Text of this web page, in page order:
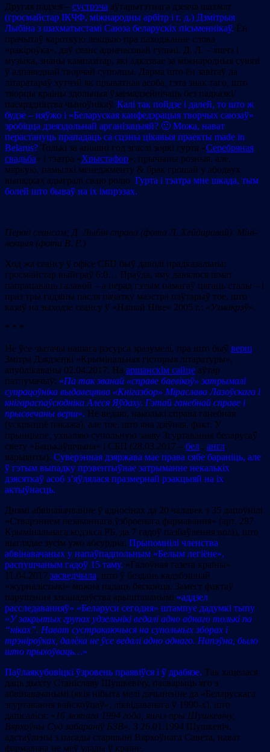
Другая падзея – сустрэча аўтарытэтнага дзеяча шахмат
(гросмайстар ІКЧФ, міжнародны арбітр і г. д.) Дзмітрыя
Лыбіна з шахматыстамі Саюза беларускіх пісьменнікаў. Ён
прачытаў кароткую лекцыю пра паходжанне слова
«ракіроўка», даў сеанс адначасовай гульні. Д. Л. – яшчэ і
музыка, знаны кампазітар, які адказвае за міжнародныя сувязі
ў адпаведнай творчай суполцы. Дарма што ён завітаў да
літаратараў хутчэй як прыватная асоба, гэта знак таго, што
творцы краіны здольныя ўзаемадзейнічаць без падказкі/
пасярэдніцтва чыноўнікаў. Калі так пойдзе і далей, то што ж
будзе – няўжо і «Беларуская канфедэрацыя творчых саюзаў»
зробіцца дзеяздольнай арганізацыяй? 🙂 Можа, нават
перастануць прападаць са сцэны цікавыя праекты made in
Belarus? Толькі за апошні год згаслі зоркі гурта «Серебряная
свадьба» і тэатра «Хрыстафор»; прычыны розныя, але,
мяркую, памылкі менеджменту & брак грошай у абодвух
выпадках адыгралі сваю ролю. Гурта і тэатра мне шкада, тым
болей што бываў на іх імпрэзах.
Перад сеансам; Д. Лыбін справа (фота Л. Хейдаравай). Міні-
лекцыя (фота В. Р.)
Ход жа сеансу ў офісе СБП быў даволі прадказальны:
гросмайстар выйграў 6:0… Праўда, яму давялося шмат
папрацаваць галавой – а перад гэтым памагаў цягаць сталы – і
праз тры гадзіны пасля пачатку маэстра паўтарыў тое, што
казаў на зыходзе сеансу ў «Нашай Ніве» 2005 г.: «Узмакрэў».
* * *
Не ўсе чытачы нашага рэсурса зразумелі, пра што быў верш
Змітра Дзядзенкі «Крымінальная гісторыя літаратуры»,
апублікаваны 02.04.2017. На аршанскім сайце аўтар
патлумачыў: «Па так званай «справе баевікоў» затрымалі
супрацоўніка выдавецтва «Кнігазбор» Міраслава Лазоўскага і
кнігараспаўсюдніка Алеся Яўдаху. Гэтай ганебнай справе і
прысвечаны верш». Не ведаю, наколькі справа ганебная
(ускрыццё пакажа), але тое, што яна дзіўная, факт. У
прынцыпе, ухваляю супольную заяву Згуртавання беларусаў
свету «Бацькаўшчына» і СБП (28.03.2017 – бел., англ.
варыянты). Суверэнная дзяржава мае права сябе бараніць, але
ў гэтым выпадку прэвентыўнае затрыманне некалькіх
дзясяткаў асоб з’яўлялася празмернай рэакцыяй на іх
актыўнасць.
Днямі абвінавачванне ў адносінах да 20 чалавек з 35 дапоўнілі
«Стварэннем незаконнага ўзброенага фармавання» (арт. 287
Крымінальнага кодэкса РБ, да 7 гадоў пазбаўлення волі), што
выглядае зусім ужо абсурдна. Прыпомнілі членства
абвінавачаных у напаўпадпольным «Белым легіёне»,
распушчаным гадоў 15 таму. «Галоўная газета краіны»
11.04.2017 засведчыла, што ў бездань кадэбэшнай
«журналістыкі» можна падаць бясконца. Замест фактаў
парушэння заканадаўства арыштаванымі «аддзел
расследаванняў» «Беларуси сегодня» штампуе дадумкі тыпу
«У закрытых групах удзельнікі ведалі адно аднаго толькі па
“ніках”. Нават сустракаючыся на супольных зборах і
трэніроўках, далёка не ўсе ведалі адно аднаго. Напэўна, было
што прыхоўваць…»
Паўлаякубовіцкі ўзровень праявіўся і ў драбязе. Так хацелася
даць дыхту Станіславу Шушкевічу, пасварыць яго з
абвінавачанымі (якія нібыта мелі дачыненне да «Беларускага
згуртавання вайскоўцаў», ліквідаванага ў 1990-х), што
дапісаліся: « 16 лютага 1994 года, яшчэ пры Шушкевічу,
Вярхоўны Суд забараніў БЗВ». З 26.01.1994 Шушкевіч,
адстаўлены з пасады старшыні Вярхоўнага Савета, нават
фармальна не меў улады ў краіне.